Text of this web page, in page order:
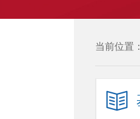
当前位置